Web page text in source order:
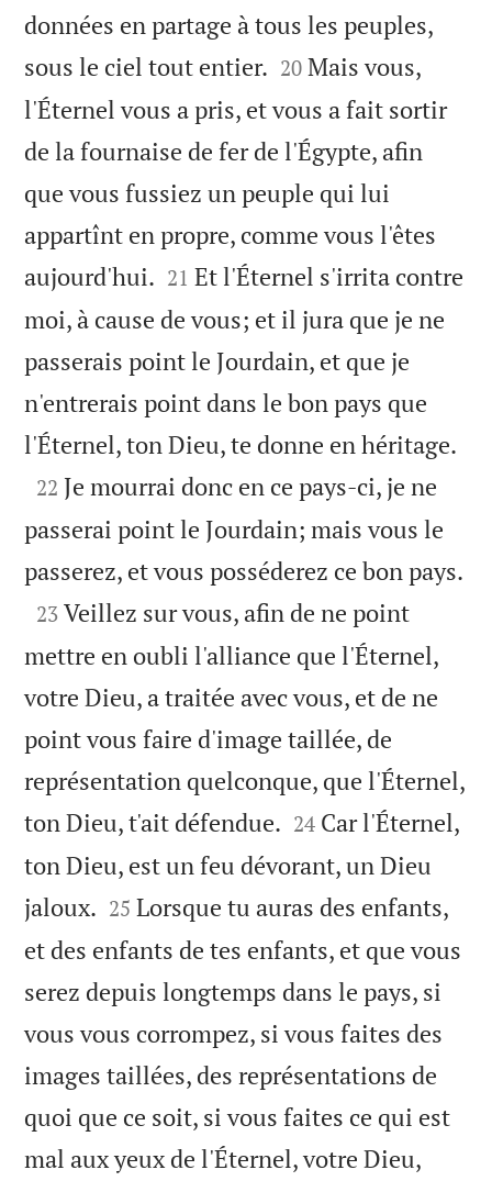
données en partage à tous les peuples,
sous le ciel tout entier. 

20 Mais vous,
l'Éternel vous a pris, et vous a fait sortir
de la fournaise de fer de l'Égypte, afin
que vous fussiez un peuple qui lui
appartînt en propre, comme vous l'êtes
aujourd'hui. 

21 Et l'Éternel s'irrita contre
moi, à cause de vous; et il jura que je ne
passerais point le Jourdain, et que je
n'entrerais point dans le bon pays que
l'Éternel, ton Dieu, te donne en héritage.

22 Je mourrai donc en ce pays-ci, je ne
passerai point le Jourdain; mais vous le
passerez, et vous posséderez ce bon pays.

23 Veillez sur vous, afin de ne point
mettre en oubli l'alliance que l'Éternel,
votre Dieu, a traitée avec vous, et de ne
point vous faire d'image taillée, de
représentation quelconque, que l'Éternel,
ton Dieu, t'ait défendue. 

24 Car l'Éternel,
ton Dieu, est un feu dévorant, un Dieu
jaloux. 

25 Lorsque tu auras des enfants,
et des enfants de tes enfants, et que vous
serez depuis longtemps dans le pays, si
vous vous corrompez, si vous faites des
images taillées, des représentations de
quoi que ce soit, si vous faites ce qui est
mal aux yeux de l'Éternel, votre Dieu,